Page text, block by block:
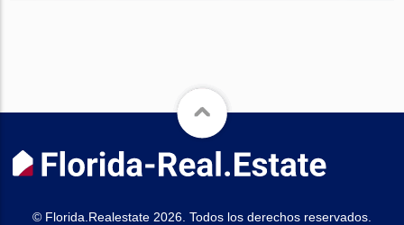
© Florida.Realestate 2026. Todos los derechos reservados.